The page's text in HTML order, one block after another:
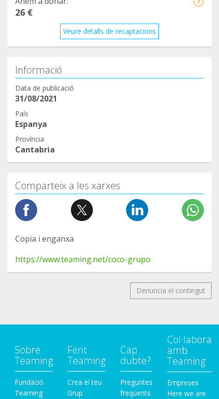
26 €
Veure detalls de recaptacions
Informació
Data de publicació
31/08/2021
País
Espanya
Província
Cantabria
Comparteix a les xarxes
Copia i enganxa
https://www.teaming.net/coco-grupo
Denuncia el contingut
Sobre
Teaming
Fundació
Teaming
Fent
Teaming
Crea el teu
Grup
Cap
dubte?
Preguntes
freqüents
Col·labora
amb
Teaming
Empreses
Here we are